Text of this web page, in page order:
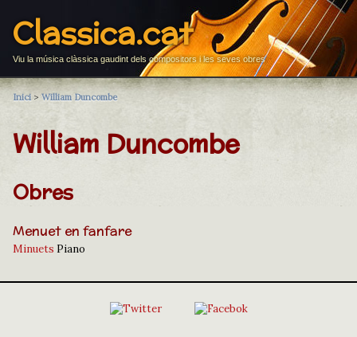
Classica.cat
Viu la música clàssica gaudint dels compositors i les seves obres
Inici > William Duncombe
William Duncombe
Obres
Menuet en fanfare
Minuets Piano